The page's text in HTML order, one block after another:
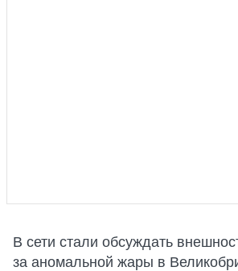
В сети стали обсуждать
за аномальной жары в